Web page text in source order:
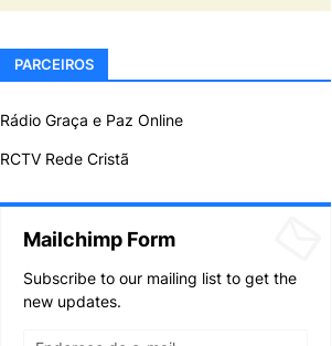
PARCEIROS
Rádio Graça e Paz Online
RCTV Rede Cristã
Mailchimp Form
Subscribe to our mailing list to get the
new updates.